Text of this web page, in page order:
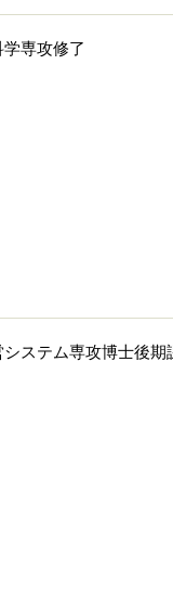
専攻修了
ステム専攻博士後期